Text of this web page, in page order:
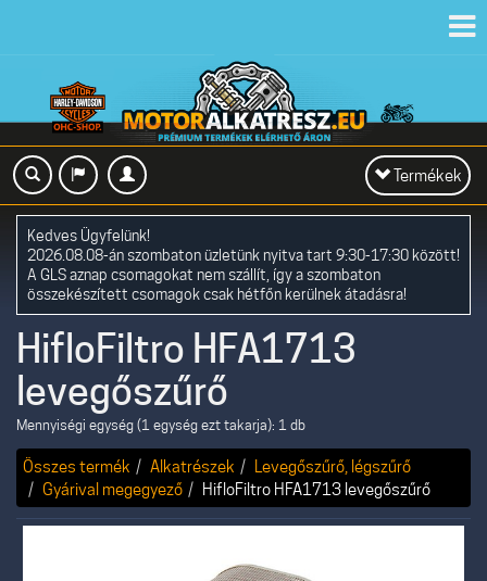
Toggle
navigation
Termékek
Kedves Ügyfelünk!
2026.08.08-án szombaton üzletünk nyitva tart 9:30-17:30 között!
A GLS aznap csomagokat nem szállít, így a szombaton
összekészített csomagok csak hétfőn kerülnek átadásra!
HifloFiltro HFA1713
levegőszűrő
Mennyiségi egység (1 egység ezt takarja): 1 db
Összes termék Alkatrészek
Levegőszűrő, légszűrő
Gyárival megegyező
HifloFiltro HFA1713 levegőszűrő